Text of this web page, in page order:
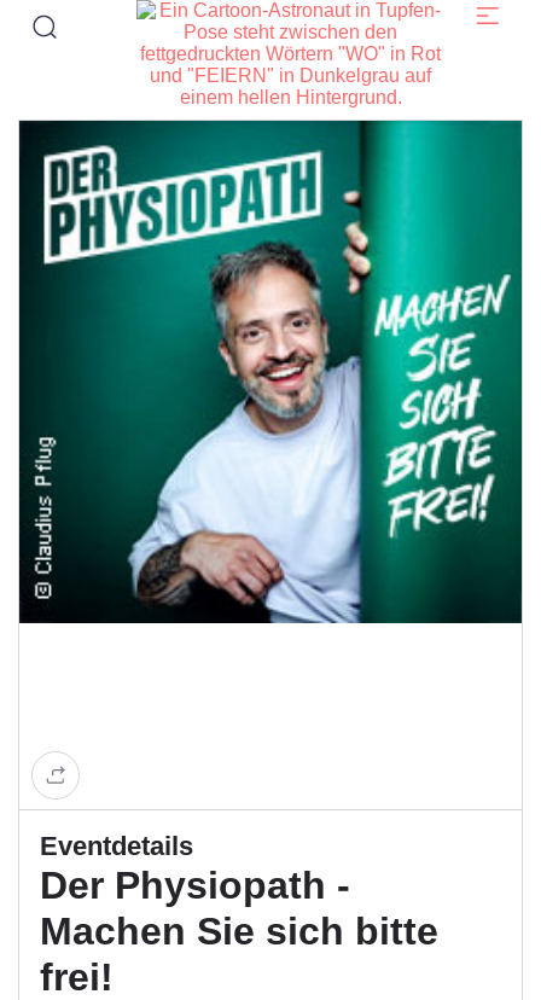
Eventdetails
Der Physiopath -
Machen Sie sich bitte
frei!